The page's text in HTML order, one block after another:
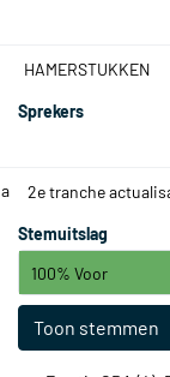
HAMERSTUKKEN
Sprekers
2e tranche
Stemuitslag
100% Voor
Toon stemmen